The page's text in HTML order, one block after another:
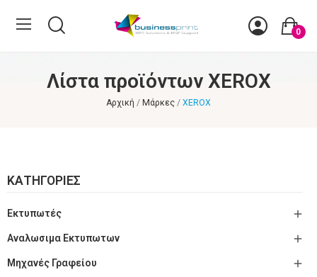
0
Λίστα προϊόντων XEROX
Αρχική Μάρκες XEROX
ΚΑΤΗΓΟΡΊΕΣ
Εκτυπωτές 
Αναλωσιμα Εκτυπωτων 
Μηχανές Γραφείου 